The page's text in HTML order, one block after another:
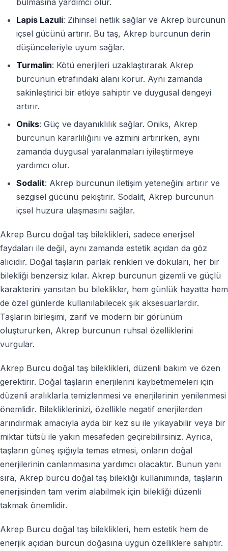
bulmasına yardımcı olur.
Lapis Lazuli: Zihinsel netlik sağlar ve Akrep burcunun
içsel gücünü artırır. Bu taş, Akrep burcunun derin
düşünceleriyle uyum sağlar.
Turmalin: Kötü enerjileri uzaklaştırarak Akrep
burcunun etrafındaki alanı korur. Aynı zamanda
sakinleştirici bir etkiye sahiptir ve duygusal dengeyi
artırır.
Oniks: Güç ve dayanıklılık sağlar. Oniks, Akrep
burcunun kararlılığını ve azmini artırırken, aynı
zamanda duygusal yaralanmaları iyileştirmeye
yardımcı olur.
Sodalit: Akrep burcunun iletişim yeteneğini artırır ve
sezgisel gücünü pekiştirir. Sodalit, Akrep burcunun
içsel huzura ulaşmasını sağlar.
Akrep Burcu doğal taş bileklikleri, sadece enerjisel
faydaları ile değil, aynı zamanda estetik açıdan da göz
alıcıdır. Doğal taşların parlak renkleri ve dokuları, her bir
bilekliği benzersiz kılar. Akrep burcunun gizemli ve güçlü
karakterini yansıtan bu bileklikler, hem günlük hayatta hem
de özel günlerde kullanılabilecek şık aksesuarlardır.
Taşların birleşimi, zarif ve modern bir görünüm
oluştururken, Akrep burcunun ruhsal özelliklerini
vurgular.
Akrep Burcu doğal taş bileklikleri, düzenli bakım ve özen
gerektirir. Doğal taşların enerjilerini kaybetmemeleri için
düzenli aralıklarla temizlenmesi ve enerjilerinin yenilenmesi
önemlidir. Bilekliklerinizi, özellikle negatif enerjilerden
arındırmak amacıyla ayda bir kez su ile yıkayabilir veya bir
miktar tütsü ile yakın mesafeden geçirebilirsiniz. Ayrıca,
taşların güneş ışığıyla temas etmesi, onların doğal
enerjilerinin canlanmasına yardımcı olacaktır. Bunun yanı
sıra, Akrep burcu doğal taş bilekliği kullanımında, taşların
enerjisinden tam verim alabilmek için bilekliği düzenli
takmak önemlidir.
Akrep Burcu doğal taş bileklikleri, hem estetik hem de
enerjik açıdan burcun doğasına uygun özelliklere sahiptir.